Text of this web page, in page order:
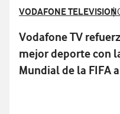
Ver más notas de prensa
VODAFONE TELEVISION
Vodafone TV
mejor deporte con
Mundial de la FIFA